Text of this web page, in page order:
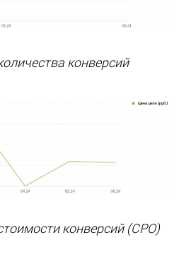
конверсий
конверсий (CPO)